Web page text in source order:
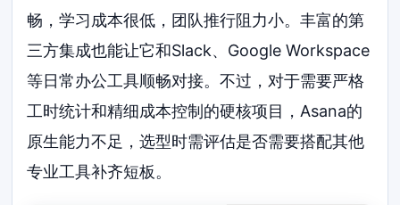
畅，学习成本很低，团队推行阻力小。丰富的第
三方集成也能让它和Slack、Google Workspace
等日常办公工具顺畅对接。不过，对于需要严格
工时统计和精细成本控制的硬核项目，Asana的
原生能力不足，选型时需评估是否需要搭配其他
专业工具补齐短板。